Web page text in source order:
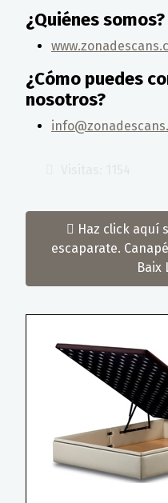
¿Quiénes somos?
¿Cómo puedes
nosotros?
Haz click aquí
escaparate.
Baix